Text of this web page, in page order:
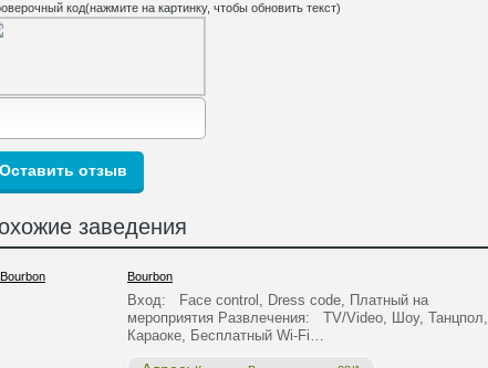
код(нажмите на картинку, чтобы обновить текст)
заведения
Bourbon
Вход: Face control, Dress code, Платный на
мероприятия Развлечения: TV/Video, Шоу, Танцпол,
Караоке, Бесплатный Wi-Fi…